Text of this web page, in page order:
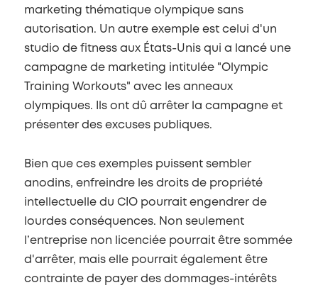
marketing thématique olympique sans
autorisation. Un autre exemple est celui d'un
studio de fitness aux États-Unis qui a lancé une
campagne de marketing intitulée "Olympic
Training Workouts" avec les anneaux
olympiques. Ils ont dû arrêter la campagne et
présenter des excuses publiques.
Bien que ces exemples puissent sembler
anodins, enfreindre les droits de propriété
intellectuelle du CIO pourrait engendrer de
lourdes conséquences. Non seulement
l’entreprise non licenciée pourrait être sommée
d'arrêter, mais elle pourrait également être
contrainte de payer des dommages-intérêts